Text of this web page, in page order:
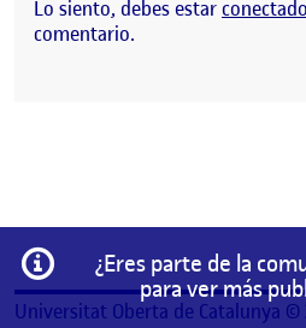
Lo siento, debes estarconectado
comentario.
Información
¿Eres parte de la
para ver más
Universitat Oberta de Catalunya ©